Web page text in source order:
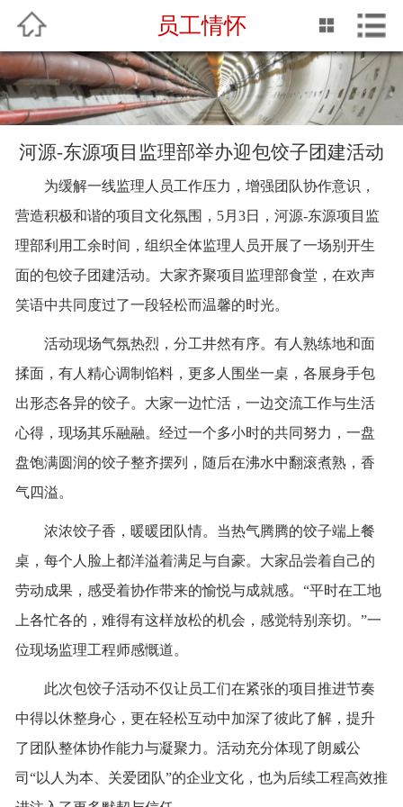
中文 English
网站首页
关于我们
企业动态
专业服务
QHSE
企业文化
人力资源
联系我们
员工情怀
河源-东源项目监理部举办迎包饺子团建活动
为缓解一线监理人员工作压力，增强团队协作意识，
营造积极和谐的项目文化氛围， 5月3日，河源-东源项目监
理部利用工余时间，组织全体监理人员开展了一场别开生
面的包饺子团建活动。大家齐聚项目监理部食堂，在欢声
笑语中共同度过了一段轻松而温馨的时光。
活动现场气氛热烈，分工井然有序。有人熟练地和面
揉面，有人精心调制馅料，更多人围坐一桌，各展身手包
出形态各异的饺子。大家一边忙活，一边交流工作与生活
心得，现场其乐融融。经过一个多小时的共同努力，一盘
盘饱满圆润的饺子整齐摆列，随后在沸水中翻滚煮熟，香
气四溢。
浓浓饺子香，暖暖团队情。当热气腾腾的饺子端上餐
桌，每个人脸上都洋溢着满足与自豪。大家品尝着自己的
劳动成果，感受着协作带来的愉悦与成就感。 “平时在工地
上各忙各的，难得有这样放松的机会，感觉特别亲切。”一
位现场监理工程师感慨道。
此次包饺子活动不仅让员工们在紧张的项目推进节奏
中得以休整身心，更在轻松互动中加深了彼此了解，提升
了团队整体协作能力与凝聚力。活动充分体现了朗威公
司 “以人为本、关爱团队”的企业文化，也为后续工程高效推